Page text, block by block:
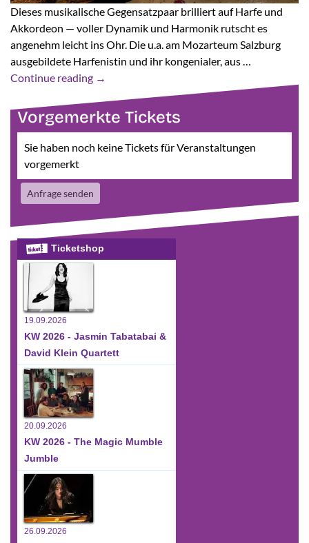
Dieses musikalische Gegensatzpaar brilliert auf Harfe und
Akkordeon — voller Dynamik und Harmonik rutscht es
angenehm leicht ins Ohr. Die u.a. am Mozarteum Salzburg
ausgebildete Harfenistin und ihr kongenialer, aus …
Continue reading →
Vorgemerkte Tickets
Sie haben noch keine Tickets für Veranstaltungen
vorgemerkt
Anfrage senden
Ticketshop
19.09.2026
KW 2026 - Jasmin Tabatabai &
David Klein Quartett
20.09.2026
KW 2026 - The Magic Mumble
Jumble
26.09.2026